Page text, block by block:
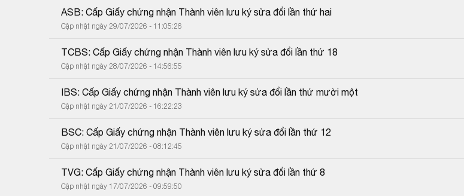
ASB: Cấp Giấy chứng nhận Thành viên lưu ký sửa đổi lần thứ hai
Cập nhật ngày 29/07/2026 - 11:05:26
TCBS: Cấp Giấy chứng nhận Thành viên lưu ký sửa đổi lần thứ 18
Cập nhật ngày 28/07/2026 - 14:56:55
IBS: Cấp Giấy chứng nhận Thành viên lưu ký sửa đổi lần thứ mười một
Cập nhật ngày 21/07/2026 - 16:22:23
BSC: Cấp Giấy chứng nhận Thành viên lưu ký sửa đổi lần thứ 12
Cập nhật ngày 21/07/2026 - 08:12:45
TVG: Cấp Giấy chứng nhận Thành viên lưu ký sửa đổi lần thứ 8
Cập nhật ngày 17/07/2026 - 09:59:50